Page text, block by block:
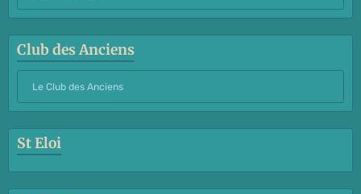
Club des Anciens
Le Club des Anciens
St Eloi